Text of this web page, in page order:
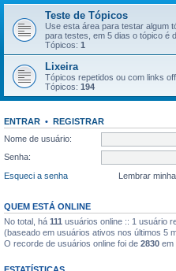
Teste de Tópicos
Use esta área para testar algum
para testes, em 5 dias o tópico é
Tópicos: 1
Lixeira
Tópicos repetidos ou com links
Tópicos: 194
ENTRAR • REGISTRAR
Nome de usuário:
Senha:
Esqueci a senha
Lembrar
QUEM ESTÁ ONLINE
No total, há 111 usuários online :: 1 usuário
(baseado em usuários ativos nos últimos 5
O recorde de usuários online foi de 2830 em
ESTATÍSTICAS